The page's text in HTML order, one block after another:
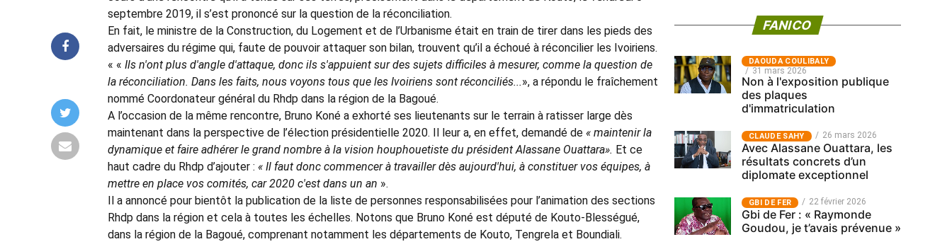
septembre 2019, il s’est prononcé sur la question de la réconciliation.
En fait, le ministre de la Construction, du Logement et de l’Urbanisme était en train de tirer dans les pieds des
adversaires du régime qui, faute de pouvoir attaquer son bilan, trouvent qu’il a échoué à réconcilier les Ivoiriens.
« « Ils n'ont plus d'angle d'attaque, donc ils s'appuient sur des sujets difficiles à mesurer, comme la question de
la réconciliation. Dans les faits, nous voyons tous que les Ivoiriens sont réconciliés...», a répondu le fraîchement
nommé Coordonateur général du Rhdp dans la région de la Bagoué.
A l’occasion de la même rencontre, Bruno Koné a exhorté ses lieutenants sur le terrain à ratisser large dès
maintenant dans la perspective de l’élection présidentielle 2020. Il leur a, en effet, demandé de « maintenir la
dynamique et faire adhérer le grand nombre à la vision houphouetiste du président Alassane Ouattara». Et ce
haut cadre du Rhdp d’ajouter : « Il faut donc commencer à travailler dès aujourd'hui, à constituer vos équipes, à
mettre en place vos comités, car 2020 c'est dans un an ».
Il a annoncé pour bientôt la publication de la liste de personnes responsabilisées pour l’animation des sections
Rhdp dans la région et cela à toutes les échelles. Notons que Bruno Koné est député de Kouto-Blességué,
dans la région de la Bagoué, comprenant notamment les départements de Kouto, Tengrela et Boundiali.
FANICO
‎DAOUDA COULIBALY
31 mars 2026
Non à l'exposition publique
des plaques
d'immatriculation
CLAUDE SAHY 26 mars 2026
Avec Alassane Ouattara, les
résultats concrets d’un
diplomate exceptionnel
GBI DE FER 22 février 2026
Gbi de Fer : « Raymonde
Goudou, je t’avais prévenue »